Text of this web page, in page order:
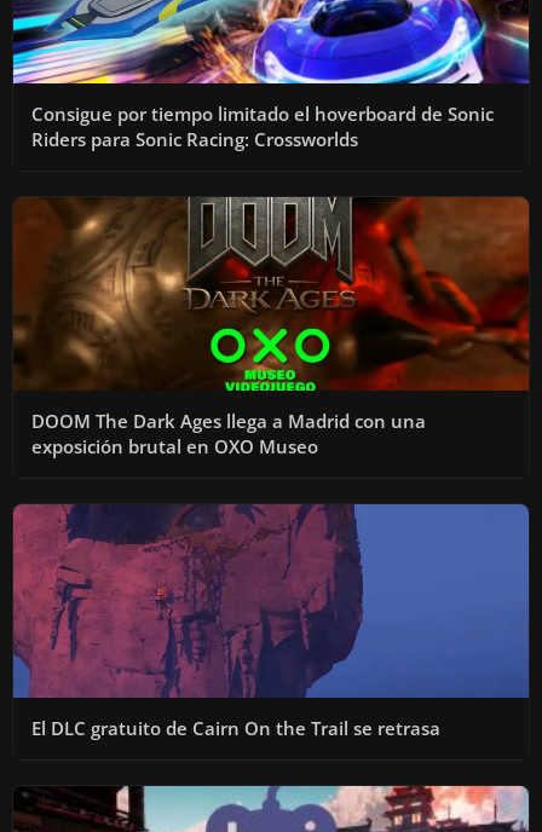
Consigue por tiempo limitado el hoverboard de Sonic
Riders para Sonic Racing: Crossworlds
DOOM The Dark Ages llega a Madrid con una
exposición brutal en OXO Museo
El DLC gratuito de Cairn On the Trail se retrasa